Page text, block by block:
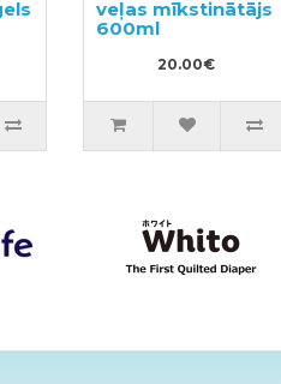
veļas mīkstinātājs
600ml
20.00€